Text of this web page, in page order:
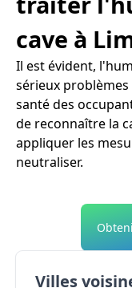
cave à
Il est évident,
sérieux
santé des
de reconnaître la
appliquer les
neutraliser.
Villes